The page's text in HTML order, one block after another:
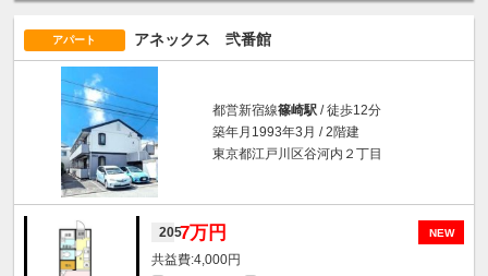
アパート アネックス 弐番館
都営新宿線篠崎駅 / 徒歩12分
築年月1993年3月 / 2階建
東京都江戸川区谷河内２丁目
NEW
2057万円
4,000円